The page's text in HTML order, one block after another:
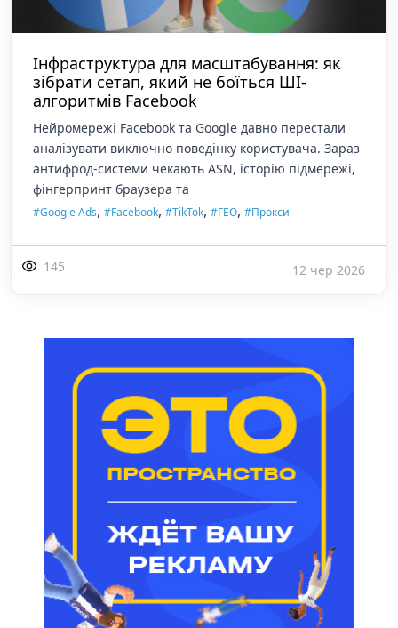
Інфраструктура для масштабування: як
зібрати сетап, який не боїться ШІ-
алгоритмів Facebook
Нейромережі Facebook та Google давно перестали
аналізувати виключно поведінку користувача. Зараз
антифрод-системи чекають ASN, історію підмережі,
фінгерпринт браузера та
#Google Ads, #Facebook, #TikTok, #ГЕО, #Прокси
145 12 чер 2026